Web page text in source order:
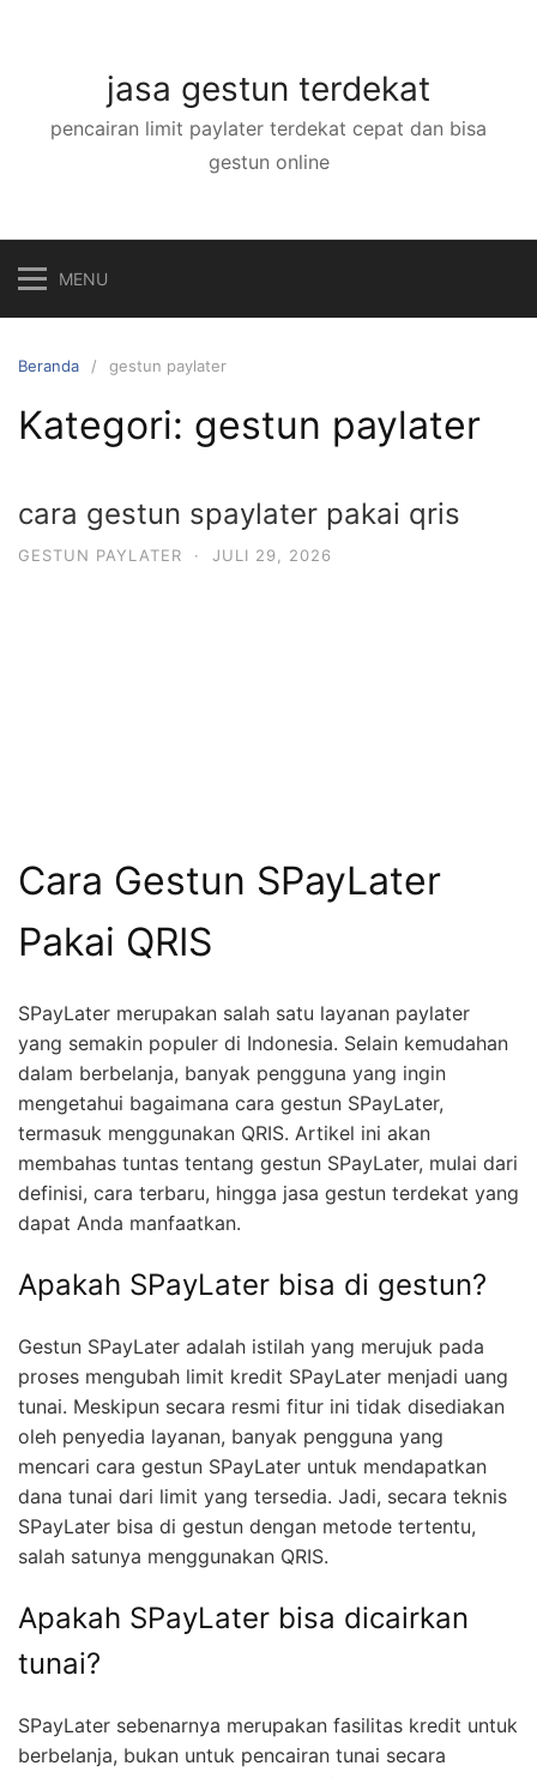
jasa gestun terdekat
pencairan limit paylater terdekat cepat dan bisa
gestun online
MENU
Beranda gestun paylater
Kategori: gestun paylater
cara gestun spaylater pakai qris
GESTUN PAYLATER · JULI 29, 2026
Cara Gestun SPayLater
Pakai QRIS
SPayLater merupakan salah satu layanan paylater
yang semakin populer di Indonesia. Selain kemudahan
dalam berbelanja, banyak pengguna yang ingin
mengetahui bagaimana cara gestun SPayLater,
termasuk menggunakan QRIS. Artikel ini akan
membahas tuntas tentang gestun SPayLater, mulai dari
definisi, cara terbaru, hingga jasa gestun terdekat yang
dapat Anda manfaatkan.
Apakah SPayLater bisa di gestun?
Gestun SPayLater adalah istilah yang merujuk pada
proses mengubah limit kredit SPayLater menjadi uang
tunai. Meskipun secara resmi fitur ini tidak disediakan
oleh penyedia layanan, banyak pengguna yang
mencari cara gestun SPayLater untuk mendapatkan
dana tunai dari limit yang tersedia. Jadi, secara teknis
SPayLater bisa di gestun dengan metode tertentu,
salah satunya menggunakan QRIS.
Apakah SPayLater bisa dicairkan
tunai?
SPayLater sebenarnya merupakan fasilitas kredit untuk
berbelanja, bukan untuk pencairan tunai secara